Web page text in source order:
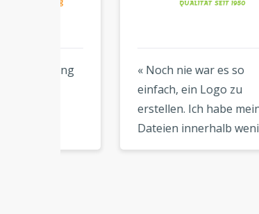
« Noch nie war es so
einfach, ein Logo zu
erstellen. Ich habe meine
Dateien innerhalb weniger
Minuten heruntergeladen